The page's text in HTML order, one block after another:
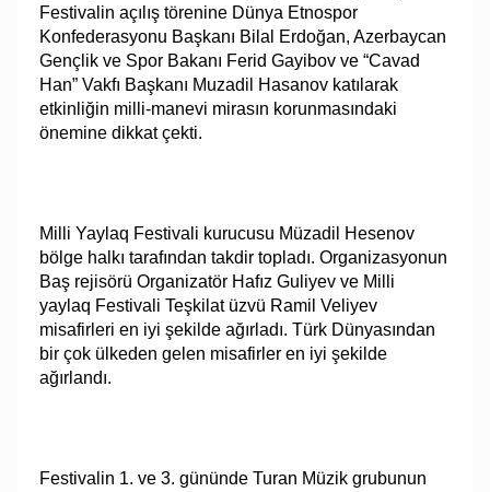
Festivalin açılış törenine Dünya Etnospor
Konfederasyonu Başkanı Bilal Erdoğan, Azerbaycan
Gençlik ve Spor Bakanı Ferid Gayibov ve “Cavad
Han” Vakfı Başkanı Muzadil Hasanov katılarak
etkinliğin milli-manevi mirasın korunmasındaki
önemine dikkat çekti.
Milli Yaylaq Festivali kurucusu Müzadil Hesenov
bölge halkı tarafından takdir topladı. Organizasyonun
Baş rejisörü Organizatör Hafız Guliyev ve Milli
yaylaq Festivali Teşkilat üzvü Ramil Veliyev
misafirleri en iyi şekilde ağırladı. Türk Dünyasından
bir çok ülkeden gelen misafirler en iyi şekilde
ağırlandı.
Festivalin 1. ve 3. gününde Turan Müzik grubunun